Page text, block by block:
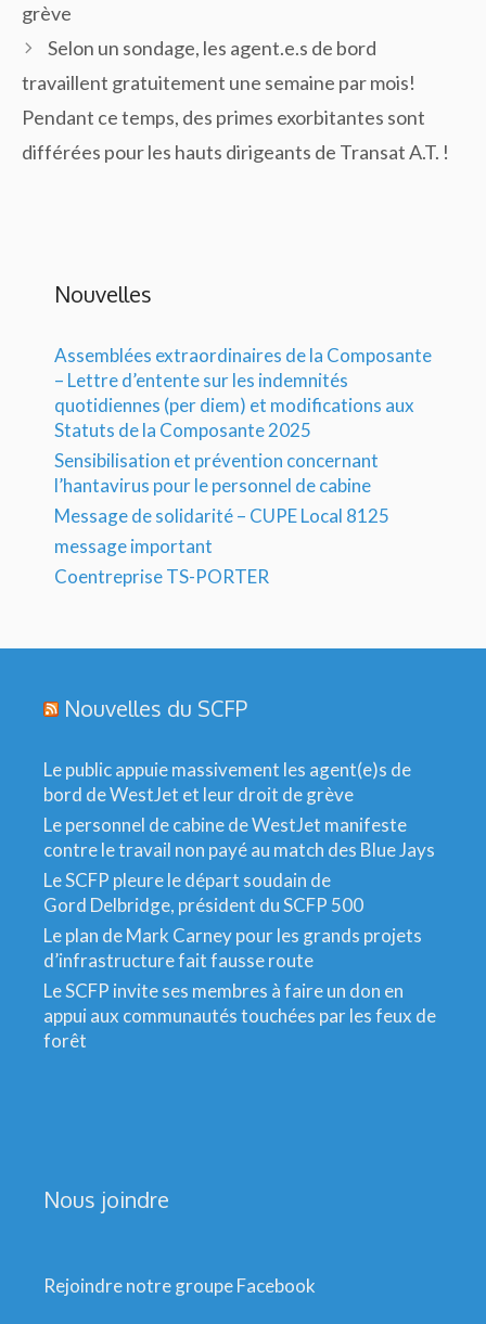
grève
Selon un sondage, les agent.e.s de bord
travaillent gratuitement une semaine par mois!
Pendant ce temps, des primes exorbitantes sont
différées pour les hauts dirigeants de Transat A.T. !
Nouvelles
Assemblées extraordinaires de la Composante
– Lettre d’entente sur les indemnités
quotidiennes (per diem) et modifications aux
Statuts de la Composante 2025
Sensibilisation et prévention concernant
l’hantavirus pour le personnel de cabine
Message de solidarité – CUPE Local 8125
message important
Coentreprise TS-PORTER
Nouvelles du SCFP
Le public appuie massivement les agent(e)s de
bord de WestJet et leur droit de grève
Le personnel de cabine de WestJet manifeste
contre le travail non payé au match des Blue Jays
Le SCFP pleure le départ soudain de
Gord Delbridge, président du SCFP 500
Le plan de Mark Carney pour les grands projets
d’infrastructure fait fausse route
Le SCFP invite ses membres à faire un don en
appui aux communautés touchées par les feux de
forêt
Nous joindre
Rejoindre notre groupe Facebook